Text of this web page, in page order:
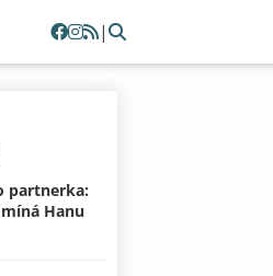
|
partnerka:
Hanu